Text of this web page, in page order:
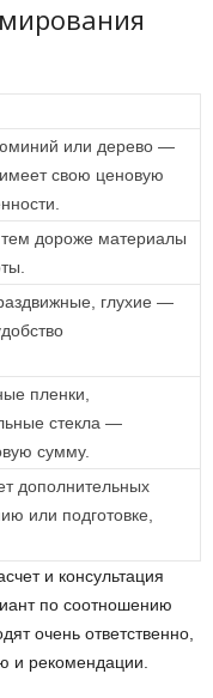
или дерево —
свою ценовую
дороже материалы
глухие —
пленки,
стекла —
сумму.
дополнительных
или подготовке,
и консультация
по соотношению
очень ответственно,
и рекомендации.